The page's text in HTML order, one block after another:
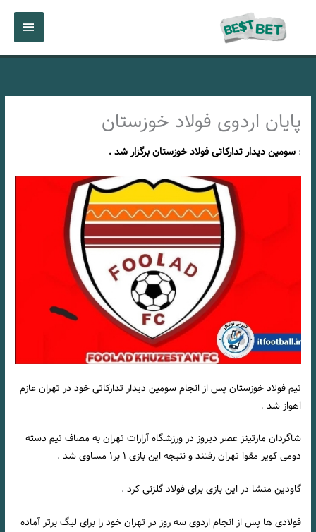
اصلی
پایان اردوی فولاد خوزستان
:سومین دیدار تدارکاتی فولاد خوزستان برگزار شد .
تیم فولاد خوزستان پس از انجام سومین دیدار تدارکاتی خود در تهران عازم
اهواز شد .
شاگردان مارتینز عصر دیروز در ورزشگاه آرارات تهران به مصاف تیم دسته
دومی کویر مقوا تهران رفتند و نتیجه این بازی ۱ بر۱ مساوی شد
.
گاودین منشا در این بازی برای فولاد گلزنی کرد .
فولادی ها پس از انجام اردوی سه روز در تهران خود را برای لیگ برتر آماده